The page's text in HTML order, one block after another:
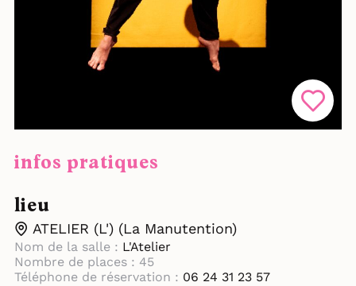
infos pratiques
lieu
ATELIER (L') (La Manutention)
Nom de la salle : L'Atelier
Nombre de places : 45
Téléphone de réservation : 06 24 31 23 57